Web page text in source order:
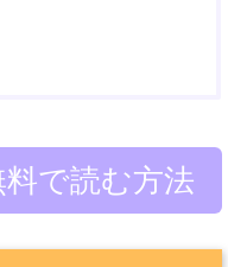
で読む方法